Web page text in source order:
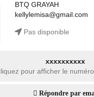
BTQ GRAYAH
kellylemisa@gmail.com
Pas disponible
xxxxxxxxxx
pour afficher le
Répondre par